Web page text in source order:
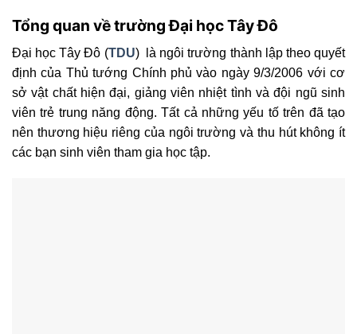
Tổng quan về trường Đại học Tây Đô
Đại học Tây Đô (TDU) là ngôi trường thành lập theo quyết
định của Thủ tướng Chính phủ vào ngày 9/3/2006 với cơ
sở vật chất hiện đại, giảng viên nhiệt tình và đội ngũ sinh
viên trẻ trung năng động. Tất cả những yếu tố trên đã tạo
nên thương hiệu riêng của ngôi trường và thu hút không ít
các bạn sinh viên tham gia học tập.